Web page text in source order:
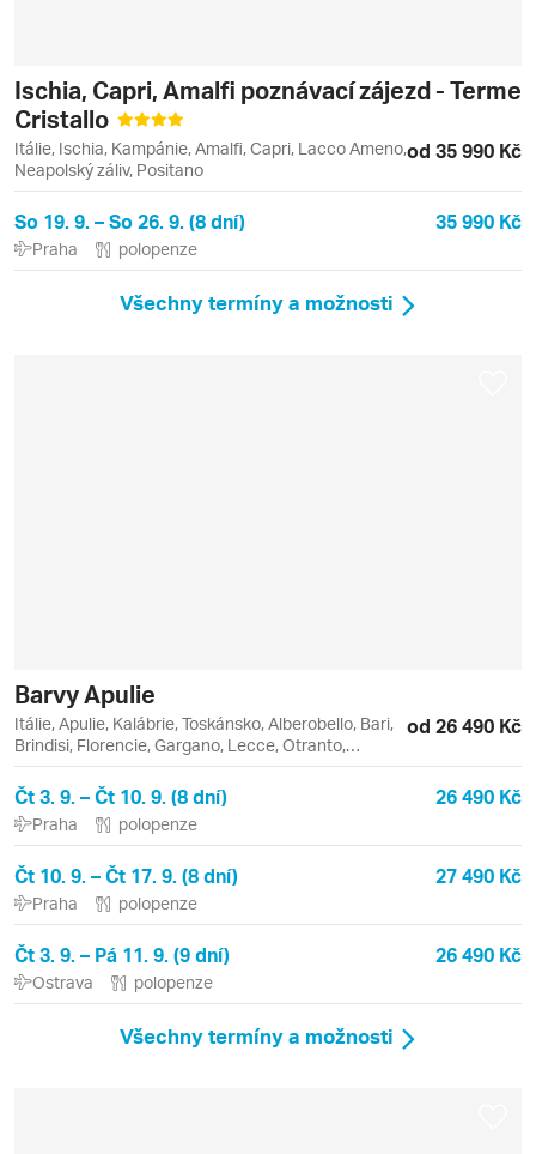
Ischia, Capri, Amalfi poznávací zájezd - Terme
Cristallo
Itálie, Ischia, Kampánie, Amalfi, Capri, Lacco Ameno,
Neapolský záliv, Positano
od 35 990 Kč
So 19. 9. – So 26. 9. (8 dní) 35 990 Kč
Praha polopenze
Všechny termíny a možnosti
Barvy Apulie
Itálie, Apulie, Kalábrie, Toskánsko, Alberobello, Bari,
Brindisi, Florencie, Gargano, Lecce, Otranto,
Polignano a Mare, Vieste
od 26 490 Kč
Čt 3. 9. – Čt 10. 9. (8 dní) 26 490 Kč
Praha polopenze
Čt 10. 9. – Čt 17. 9. (8 dní) 27 490 Kč
Praha polopenze
Čt 3. 9. – Pá 11. 9. (9 dní) 26 490 Kč
Ostrava polopenze
Všechny termíny a možnosti